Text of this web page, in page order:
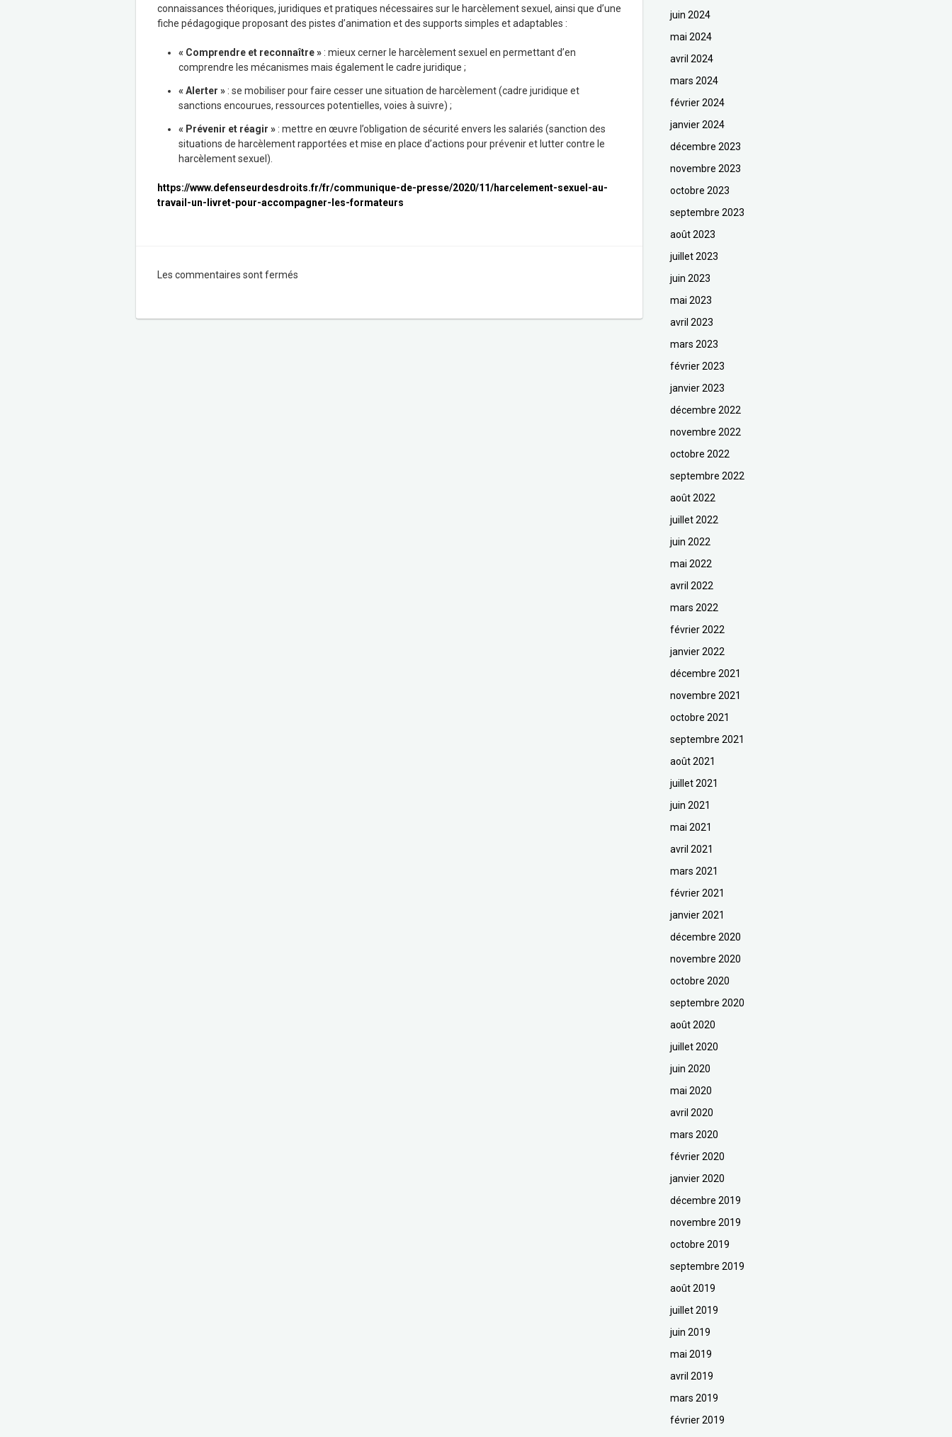
connaissances théoriques, juridiques et pratiques nécessaires sur le harcèlement sexuel, ainsi que d’une
fiche pédagogique proposant des pistes d’animation et des supports simples et adaptables :
« Comprendre et reconnaître » : mieux cerner le harcèlement sexuel en permettant d’en
comprendre les mécanismes mais également le cadre juridique ;
« Alerter » : se mobiliser pour faire cesser une situation de harcèlement (cadre juridique et
sanctions encourues, ressources potentielles, voies à suivre) ;
« Prévenir et réagir » : mettre en œuvre l’obligation de sécurité envers les salariés (sanction des
situations de harcèlement rapportées et mise en place d’actions pour prévenir et lutter contre le
harcèlement sexuel).
https://www.defenseurdesdroits.fr/fr/communique-de-presse/2020/11/harcelement-sexuel-au-
travail-un-livret-pour-accompagner-les-formateurs
Les commentaires sont fermés
juin 2024
mai 2024
avril 2024
mars 2024
février 2024
janvier 2024
décembre 2023
novembre 2023
octobre 2023
septembre 2023
août 2023
juillet 2023
juin 2023
mai 2023
avril 2023
mars 2023
février 2023
janvier 2023
décembre 2022
novembre 2022
octobre 2022
septembre 2022
août 2022
juillet 2022
juin 2022
mai 2022
avril 2022
mars 2022
février 2022
janvier 2022
décembre 2021
novembre 2021
octobre 2021
septembre 2021
août 2021
juillet 2021
juin 2021
mai 2021
avril 2021
mars 2021
février 2021
janvier 2021
décembre 2020
novembre 2020
octobre 2020
septembre 2020
août 2020
juillet 2020
juin 2020
mai 2020
avril 2020
mars 2020
février 2020
janvier 2020
décembre 2019
novembre 2019
octobre 2019
septembre 2019
août 2019
juillet 2019
juin 2019
mai 2019
avril 2019
mars 2019
février 2019